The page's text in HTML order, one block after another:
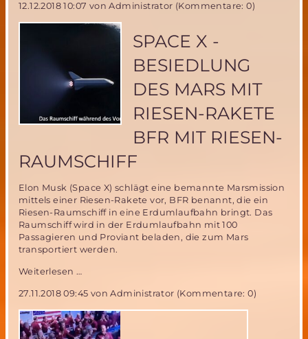
beschließt
Beteiligung
Mars
Missionen
12.12.2018 10:07 von Administrator (Kommentare: 0)
SPACE X -
BESIEDLUNG
DES MARS MIT
RIESEN-RAKETE
BFR MIT RIESEN-
RAUMSCHIFF
Elon Musk (Space X) schlägt eine bemannte Marsmission
mittels einer Riesen-Rakete vor, BFR benannt, die ein
Riesen-Raumschiff in eine Erdumlaufbahn bringt. Das
Raumschiff wird in der Erdumlaufbahn mit 100
Passagieren und Proviant beladen, die zum Mars
transportiert werden.
Weiterlesen …
-
Besiedlung
des
Mars
27.11.2018 09:45 von Administrator (Kommentare: 0)